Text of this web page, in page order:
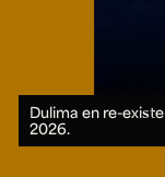
Dulima en re-
2026.